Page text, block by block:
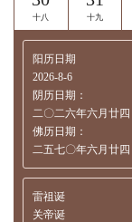
十八 十九
阳历日期
2026-8-6
阴历日期：
二〇二六年六月廿四
佛历日期：
二五七〇年六月廿四
雷祖诞
关帝诞